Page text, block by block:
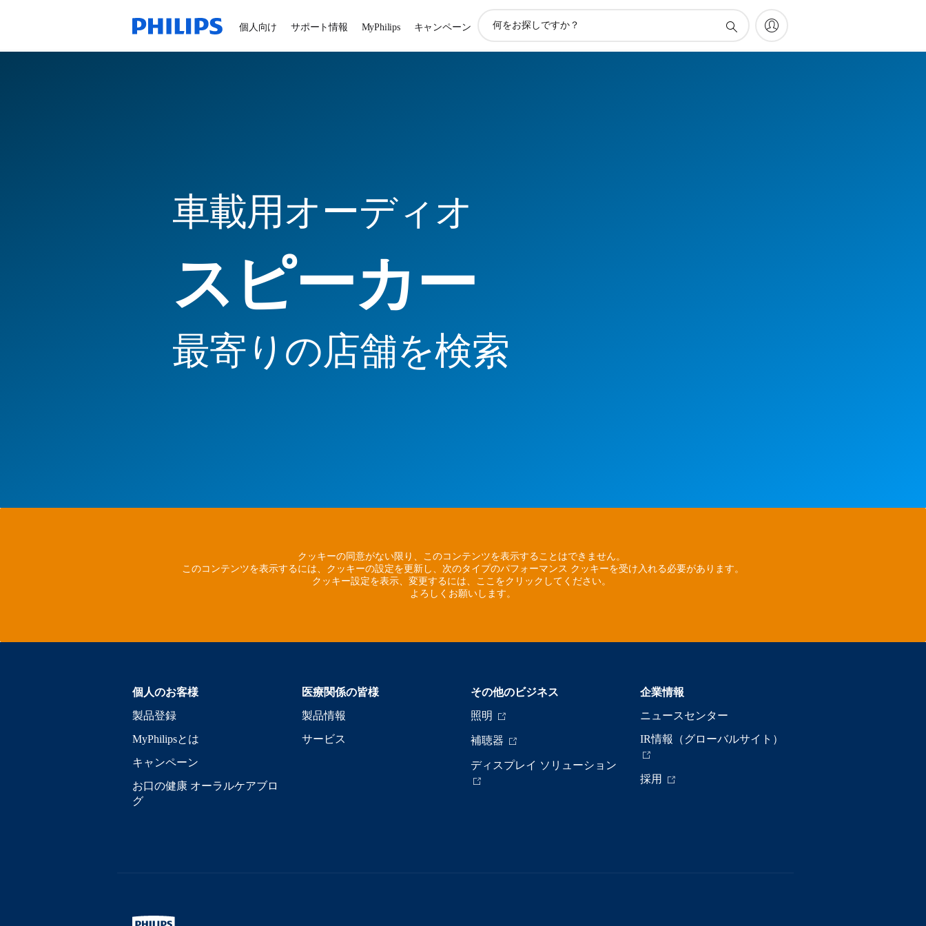
個人向け サポート情報 MyPhilips キャンペーン
車載用オーディオ
スピーカー
最寄りの店舗を検索
クッキーの同意がない限り、このコンテンツを表示することはできません。
このコンテンツを表示するには、クッキーの設定を更新し、次のタイプのパフォーマンス クッキーを受け入れる必要があります。
クッキー設定を表示、変更するには、ここをクリックしてください。
よろしくお願いします。
個人のお客様
製品登録
MyPhilipsとは
キャンペーン
お口の健康 オーラルケアブロ
グ
医療関係の皆様
製品情報
サービス
その他のビジネス
照明
補聴器
ディスプレイ ソリューション
企業情報
ニュースセンター
IR情報（グローバルサイト）
採用